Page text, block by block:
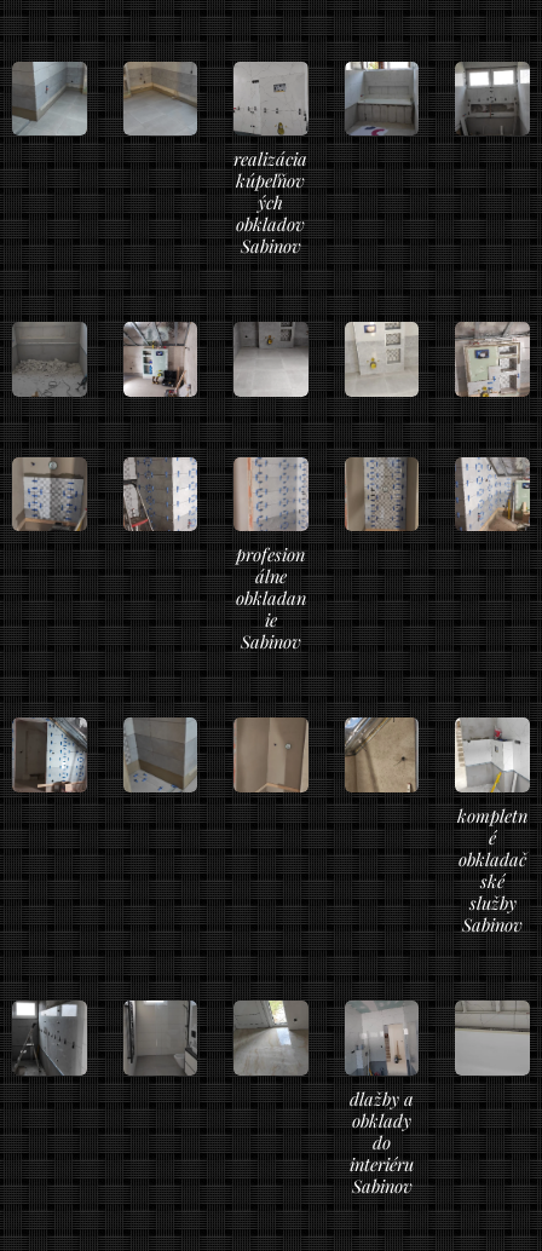
realizácia
kúpeľňov
ých
obkladov
Sabinov
profesion
álne
obkladan
ie
Sabinov
kompletn
é
obkladač
ské
služby
Sabinov
dlažby a
obklady
do
interiéru
Sabinov